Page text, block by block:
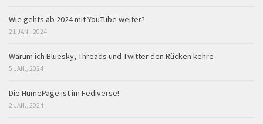
Wie gehts ab 2024 mit YouTube weiter?
21 JAN., 2024
Warum ich Bluesky, Threads und Twitter den Rücken kehre
5 JAN., 2024
Die HumePage ist im Fediverse!
2 JAN., 2024